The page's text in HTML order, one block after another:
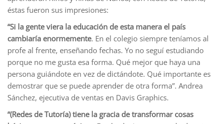
éstas fueron sus impresiones:
“Si la gente viera la educación de esta manera el país
cambiaría enormemente. En el colegio siempre teníamos al
profe al frente, enseñando fechas. Yo no seguí estudiando
porque no me gusta esa forma. Qué mejor que haya una
persona guiándote en vez de dictándote. Qué importante es
demostrar que se puede aprender de otra forma”. Andrea
Sánchez, ejecutiva de ventas en Davis Graphics.
“(Redes de Tutoría) tiene la gracia de transformar cosas